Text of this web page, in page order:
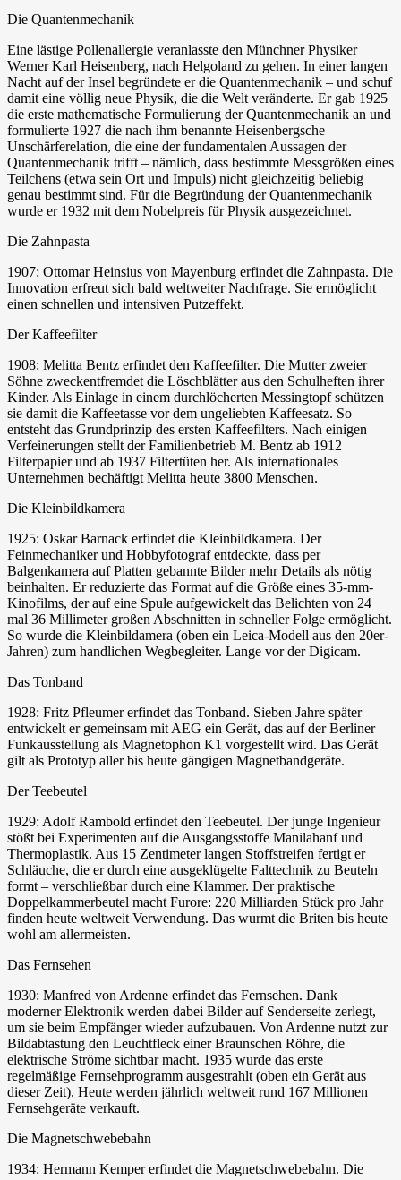
Die Quantenmechanik
Eine lästige Pollenallergie veranlasste den Münchner Physiker
Werner Karl Heisenberg, nach Helgoland zu gehen. In einer langen
Nacht auf der Insel begründete er die Quantenmechanik – und schuf
damit eine völlig neue Physik, die die Welt veränderte. Er gab 1925
die erste mathematische Formulierung der Quantenmechanik an und
formulierte 1927 die nach ihm benannte Heisenbergsche
Unschärferelation, die eine der fundamentalen Aussagen der
Quantenmechanik trifft – nämlich, dass bestimmte Messgrößen eines
Teilchens (etwa sein Ort und Impuls) nicht gleichzeitig beliebig
genau bestimmt sind. Für die Begründung der Quantenmechanik
wurde er 1932 mit dem Nobelpreis für Physik ausgezeichnet.
Die Zahnpasta
1907: Ottomar Heinsius von Mayenburg erfindet die Zahnpasta. Die
Innovation erfreut sich bald weltweiter Nachfrage. Sie ermöglicht
einen schnellen und intensiven Putzeffekt.
Der Kaffeefilter
1908: Melitta Bentz erfindet den Kaffeefilter. Die Mutter zweier
Söhne zweckentfremdet die Löschblätter aus den Schulheften ihrer
Kinder. Als Einlage in einem durchlöcherten Messingtopf schützen
sie damit die Kaffeetasse vor dem ungeliebten Kaffeesatz. So
entsteht das Grundprinzip des ersten Kaffeefilters. Nach einigen
Verfeinerungen stellt der Familienbetrieb M. Bentz ab 1912
Filterpapier und ab 1937 Filtertüten her. Als internationales
Unternehmen bechäftigt Melitta heute 3800 Menschen.
Die Kleinbildkamera
1925: Oskar Barnack erfindet die Kleinbildkamera. Der
Feinmechaniker und Hobbyfotograf entdeckte, dass per
Balgenkamera auf Platten gebannte Bilder mehr Details als nötig
beinhalten. Er reduzierte das Format auf die Größe eines 35-mm-
Kinofilms, der auf eine Spule aufgewickelt das Belichten von 24
mal 36 Millimeter großen Abschnitten in schneller Folge ermöglicht.
So wurde die Kleinbildamera (oben ein Leica-Modell aus den 20er-
Jahren) zum handlichen Wegbegleiter. Lange vor der Digicam.
Das Tonband
1928: Fritz Pfleumer erfindet das Tonband. Sieben Jahre später
entwickelt er gemeinsam mit AEG ein Gerät, das auf der Berliner
Funkausstellung als Magnetophon K1 vorgestellt wird. Das Gerät
gilt als Prototyp aller bis heute gängigen Magnetbandgeräte.
Der Teebeutel
1929: Adolf Rambold erfindet den Teebeutel. Der junge Ingenieur
stößt bei Experimenten auf die Ausgangsstoffe Manilahanf und
Thermoplastik. Aus 15 Zentimeter langen Stoffstreifen fertigt er
Schläuche, die er durch eine ausgeklügelte Falttechnik zu Beuteln
formt – verschließbar durch eine Klammer. Der praktische
Doppelkammerbeutel macht Furore: 220 Milliarden Stück pro Jahr
finden heute weltweit Verwendung. Das wurmt die Briten bis heute
wohl am allermeisten.
Das Fernsehen
1930: Manfred von Ardenne erfindet das Fernsehen. Dank
moderner Elektronik werden dabei Bilder auf Senderseite zerlegt,
um sie beim Empfänger wieder aufzubauen. Von Ardenne nutzt zur
Bildabtastung den Leuchtfleck einer Braunschen Röhre, die
elektrische Ströme sichtbar macht. 1935 wurde das erste
regelmäßige Fernsehprogramm ausgestrahlt (oben ein Gerät aus
dieser Zeit). Heute werden jährlich weltweit rund 167 Millionen
Fernsehgeräte verkauft.
Die Magnetschwebebahn
1934: Hermann Kemper erfindet die Magnetschwebebahn. Die